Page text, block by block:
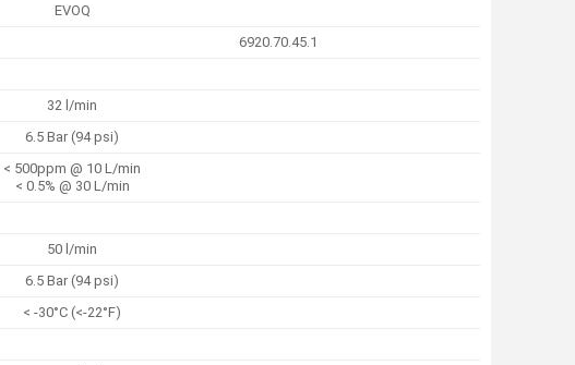
EVOQ
6920.70.45.1
32 l/min
6.5 Bar (94 psi)
< 500ppm @ 10 L/min
< 0.5% @ 30 L/min
50 l/min
6.5 Bar (94 psi)
< -30°C (<-22°F)